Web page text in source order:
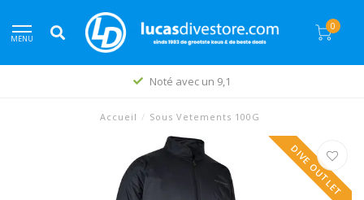
MENU
0
Noté avec un 9,1
Accueil / Sous Vetements 100G
DIVE OUTLET